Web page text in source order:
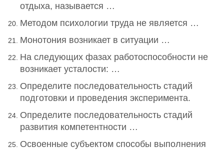
отдыха, называется …
Методом психологии труда не является …
Монотония возникает в ситуации …
На следующих фазах работоспособности не
возникает усталости: …
Определите последовательность стадий
подготовки и проведения эксперимента.
Определите последовательность стадий
развития компетентности …
Освоенные субъектом способы выполнения